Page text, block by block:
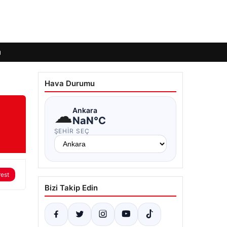
Hava Durumu
☁Ankara
NaN°C
ŞEHIR SEÇ
Bizi Takip Edin